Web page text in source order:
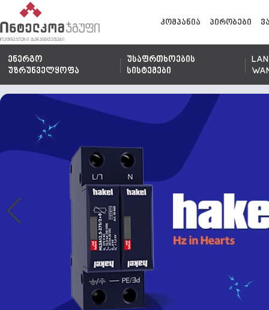
კომპანია პირობები
ენერგო
უზრუნველყოფა
უსაფრთხოების
სისტემები